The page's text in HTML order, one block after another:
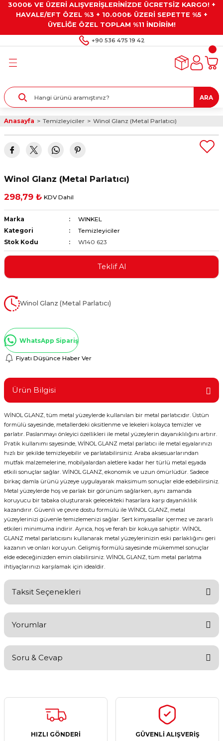
3000₺ VE ÜZERİ ALIŞVERİŞLERİNİZDE ÜCRETSİZ KARGO! +
HAVALE/EFT ÖZEL %3 + 10.000₺ ÜZERİ SEPETTE %5 +
ÜYELİĞE ÖZEL TOPLAM %11 İNDİRİM!
+90 536 475 19 42
Geri Dön
Kaplamalar
Geri Dön
Geri Dön
Gresler
Geri Dön
Alet Setleri
ve Multimetreler
ve Penseler
Aletleri
Geri Dön
Taşları ve
ARA
Anasayfa Temizleyiciler Winol Glanz (Metal Parlatıcı)
Winol Glanz (Metal Parlatıcı)
298,79 ₺ KDV Dahil
Marka
WINKEL
Kategori
Temizleyiciler
Stok Kodu
W140 623
Teklif Al
Winol Glanz (Metal Parlatıcı)
WhatsApp Sipariş
Fiyatı Düşünce Haber Ver
Ürün Bilgisi
WİNOL GLANZ, tüm metal yüzeylerde kullanılan bir metal parlatıcıdır. Üstün
formülü sayesinde, metallerdeki oksitlenme ve lekeleri kolayca temizler ve
parlatır. Paslanmayı önleyici özellikleri ile metal yüzeylerin dayanıklılığını artırır.
Pratik kullanımı sayesinde, WİNOL GLANZ metal parlatıcı ile metal eşyalarınızı
hızlı bir şekilde temizleyebilir ve parlatabilirsiniz. Araba aksesuarlarından
mutfak malzemelerine, mobilyalardan aletlere kadar her türlü metal eşyada
etkili sonuçlar sağlar. WİNOL GLANZ, ekonomik ve uzun ömürlüdür. Sadece
birkaç damla ürünü yüzeye uygulayarak maksimum sonuçlar elde edebilirsiniz.
Metal yüzeylerde hoş ve parlak bir görünüm sağlarken, aynı zamanda
koruyucu bir tabaka oluşturarak gelecekteki hasarlara karşı dayanıklılık
kazandırır. Güvenli ve çevre dostu formülü ile WİNOL GLANZ, metal
yüzeylerinizi güvenle temizlemenizi sağlar. Sert kimyasallar içermez ve zararlı
etkileri minimuma indirir. Ayrıca, hoş ve ferah bir kokuya sahiptir. WİNOL
GLANZ metal parlatıcısını kullanarak metal yüzeylerinizin eski parlaklığını geri
kazanın ve onları koruyun. Gelişmiş formülü sayesinde mükemmel sonuçlar
elde edeceğinizden emin olabilirsiniz. WİNOL GLANZ, tüm metal parlatma
ihtiyaçlarınızı karşılamak için idealdir.
Taksit Seçenekleri
Yorumlar
Yorum Yaz
Soru & Cevap
Ürün hakkında henüz soru sorulmamış.
HIZLI GÖNDERİ
GÜVENLİ ALIŞVERİŞ